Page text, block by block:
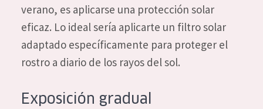
verano, es aplicarse una protección solar
eficaz. Lo ideal sería aplicarte un filtro solar
adaptado específicamente para proteger el
rostro a diario de los rayos del sol.
Exposición gradual